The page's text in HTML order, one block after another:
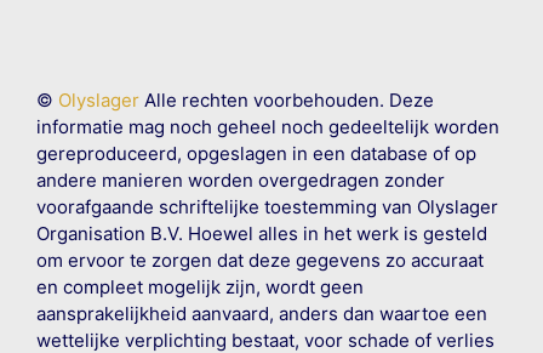
© OlyslagerAlle rechten voorbehouden. Deze
informatie mag noch geheel noch gedeeltelijk worden
gereproduceerd, opgeslagen in een database of op
andere manieren worden overgedragen zonder
voorafgaande schriftelijke toestemming van Olyslager
Organisation B.V. Hoewel alles in het werk is gesteld
om ervoor te zorgen dat deze gegevens zo accuraat
en compleet mogelijk zijn, wordt geen
aansprakelijkheid aanvaard, anders dan waartoe een
wettelijke verplichting bestaat, voor schade of verlies